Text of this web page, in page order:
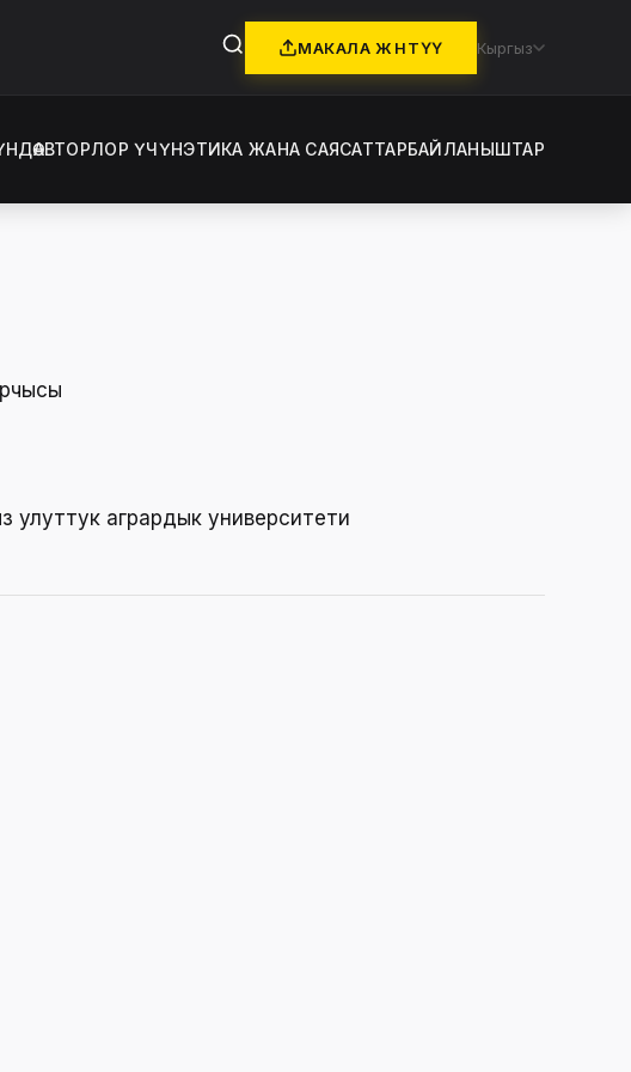
МАКАЛА ЖӨНӨТҮҮ Кыргыз
АВТОРЛОР ҮЧҮНЭТИКА ЖАНА САЯСАТТАРБАЙЛАНЫШТАР
улуттук агрардык университети